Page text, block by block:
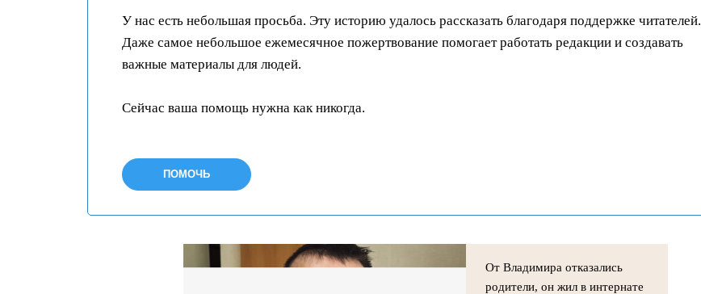
У нас есть небольшая просьба. Эту историю удалось рассказать благодаря поддержке читателей.
Даже самое небольшое ежемесячное пожертвование помогает работать редакции и создавать
важные материалы для людей.
Сейчас ваша помощь нужна как никогда.
ПОМОЧЬ
От Владимира отказались
родители, он жил в интернате